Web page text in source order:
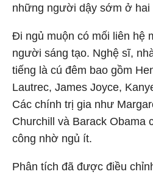
những người dậy sớm ở hai
Đi ngủ muộn có mối liên hệ
người sáng tạo. Nghệ sĩ,
tiếng là cú đêm bao gồm
Lautrec, James Joyce,
Các chính trị gia như
Churchill và Barack Obama
công nhờ ngủ ít.
Phân tích đã được điều